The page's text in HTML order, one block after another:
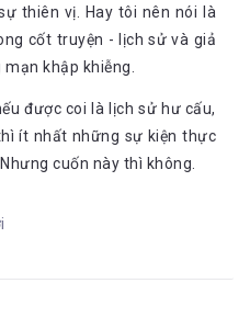
thiên vị. Hay tôi nên nói là
cốt truyện - lịch sử và giả
khập khiễng.
được coi là lịch sử hư cấu,
ít nhất những sự kiện thực
cuốn này thì không.